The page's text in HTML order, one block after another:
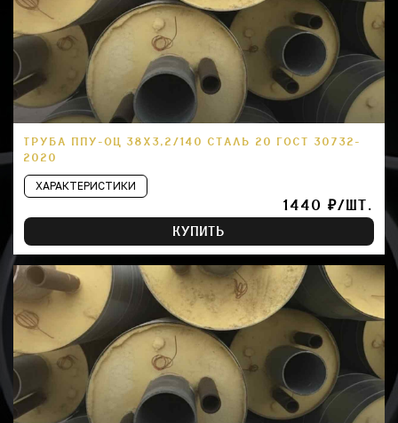
ТРУБА ППУ-ОЦ 38Х3,2/140 СТАЛЬ 20 ГОСТ 30732-
2020
ХАРАКТЕРИСТИКИ
1440 ₽/ШТ.
КУПИТЬ